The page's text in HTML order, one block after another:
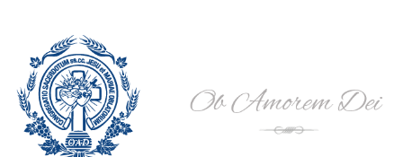
content
Portal de los Padres Oblatos. Advocaciones Marianas,
Oraciones, Música religiosa y más